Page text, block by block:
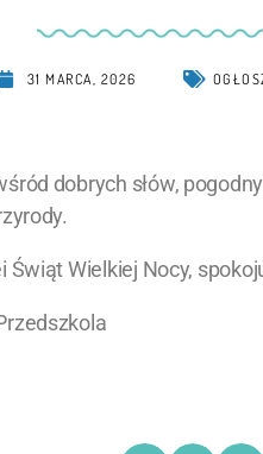
31 MARCA, 2026
dobrych słów,
Świąt Wielkiej Nocy,